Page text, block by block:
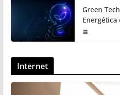
Green
Internet